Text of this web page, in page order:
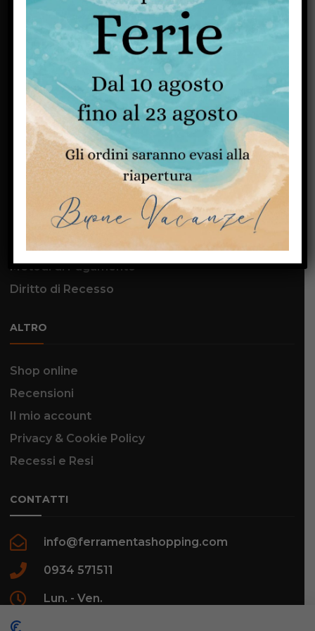
Ferramenta Shopping nasce nel 1955.
Dopo pochi anni, grazie all’esperienza,
alla competenza ed ai servizi offerti, la
Ferramenta Shopping diventa un punto
di riferimento come
ferramenta online
SCOPRI DI PIÙ
CUSTOMER SERVICE
Contatti
Metodi di Spedizione
Metodi di Pagamento
Diritto di Recesso
ALTRO
Shop online
Recensioni
Il mio account
Privacy & Cookie Policy
Recessi e Resi
CONTATTI
info@ferramentashopping.com
0934 571511
Lun. - Ven.